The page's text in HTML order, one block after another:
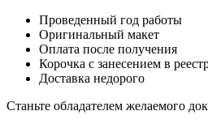
Проведенный год работы
Оригинальный макет
Оплата после получения
Корочка с занесением в
Доставка недорого
Станьте обладателем желаемого